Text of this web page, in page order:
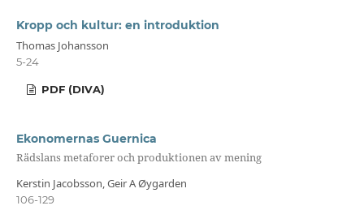
Kropp och kultur: en introduktion
Thomas Johansson
5-24
PDF (DIVA)
Ekonomernas Guernica
Rädslans metaforer och produktionen av mening
Kerstin Jacobsson, Geir A Øygarden
106-129